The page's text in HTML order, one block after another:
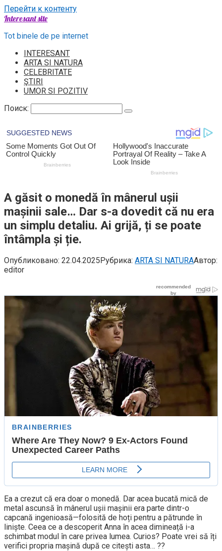
Перейти к контенту
Interesant site
Tot binele de pe internet
INTERESANT
ARTA SI NATURA
CELEBRITATE
ŞTIRI
UMOR SI POZITIV
Поиск:
A găsit o monedă în mânerul ușii
mașinii sale… Dar s-a dovedit că nu era
un simplu detaliu. Ai grijă, ți se poate
întâmpla și ție.
Опубликовано: 22.04.2025 Рубрика: ARTA SI NATURAАвтор:
editor
Ea a crezut că era doar o monedă. Dar acea bucată mică de
metal ascunsă în mânerul ușii mașinii era parte dintr-o
capcană ingenioasă—folosită de hoți pentru a pătrunde în
liniște. Ceea ce a descoperit Anna în acea dimineață i-a
schimbat modul în care privea lumea. Curios? Poate vrei să îți
verifici propria mașină după ce citești asta… ??